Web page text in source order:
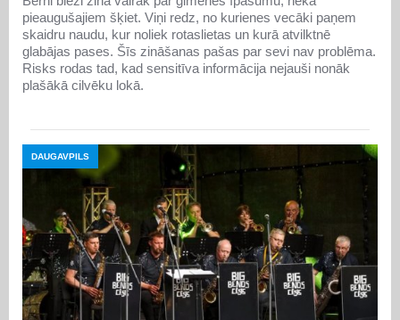
pieaugušajiem šķiet. Viņi redz, no kurienes vecāki paņem
skaidru naudu, kur noliek rotaslietas un kurā atvilktnē
glabājas pases. Šīs zināšanas pašas par sevi nav problēma.
Risks rodas tad, kad sensitīva informācija nejauši nonāk
plašākā cilvēku lokā.
DAUGAVPILS